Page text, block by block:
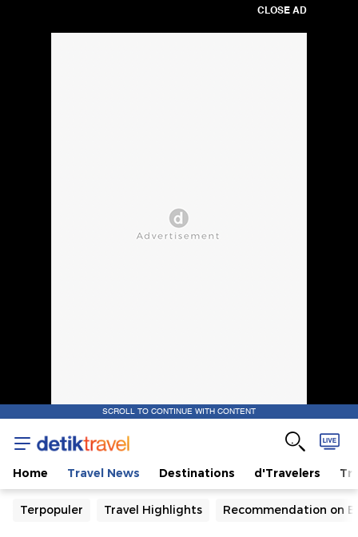
CLOSE AD
SCROLL TO CONTINUE WITH CONTENT
Home Travel News Destinations d'Travelers
Terpopuler Travel Highlights Recommendation on